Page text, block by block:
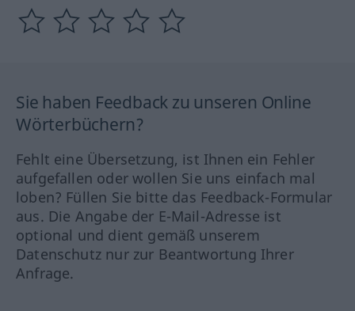
Sie haben Feedback zu unseren Online
Wörterbüchern?
Fehlt eine Übersetzung, ist Ihnen ein Fehler
aufgefallen oder wollen Sie uns einfach mal
loben? Füllen Sie bitte das Feedback-Formular
aus. Die Angabe der E-Mail-Adresse ist
optional und dient gemäß unserem
Datenschutz nur zur Beantwortung Ihrer
Anfrage.